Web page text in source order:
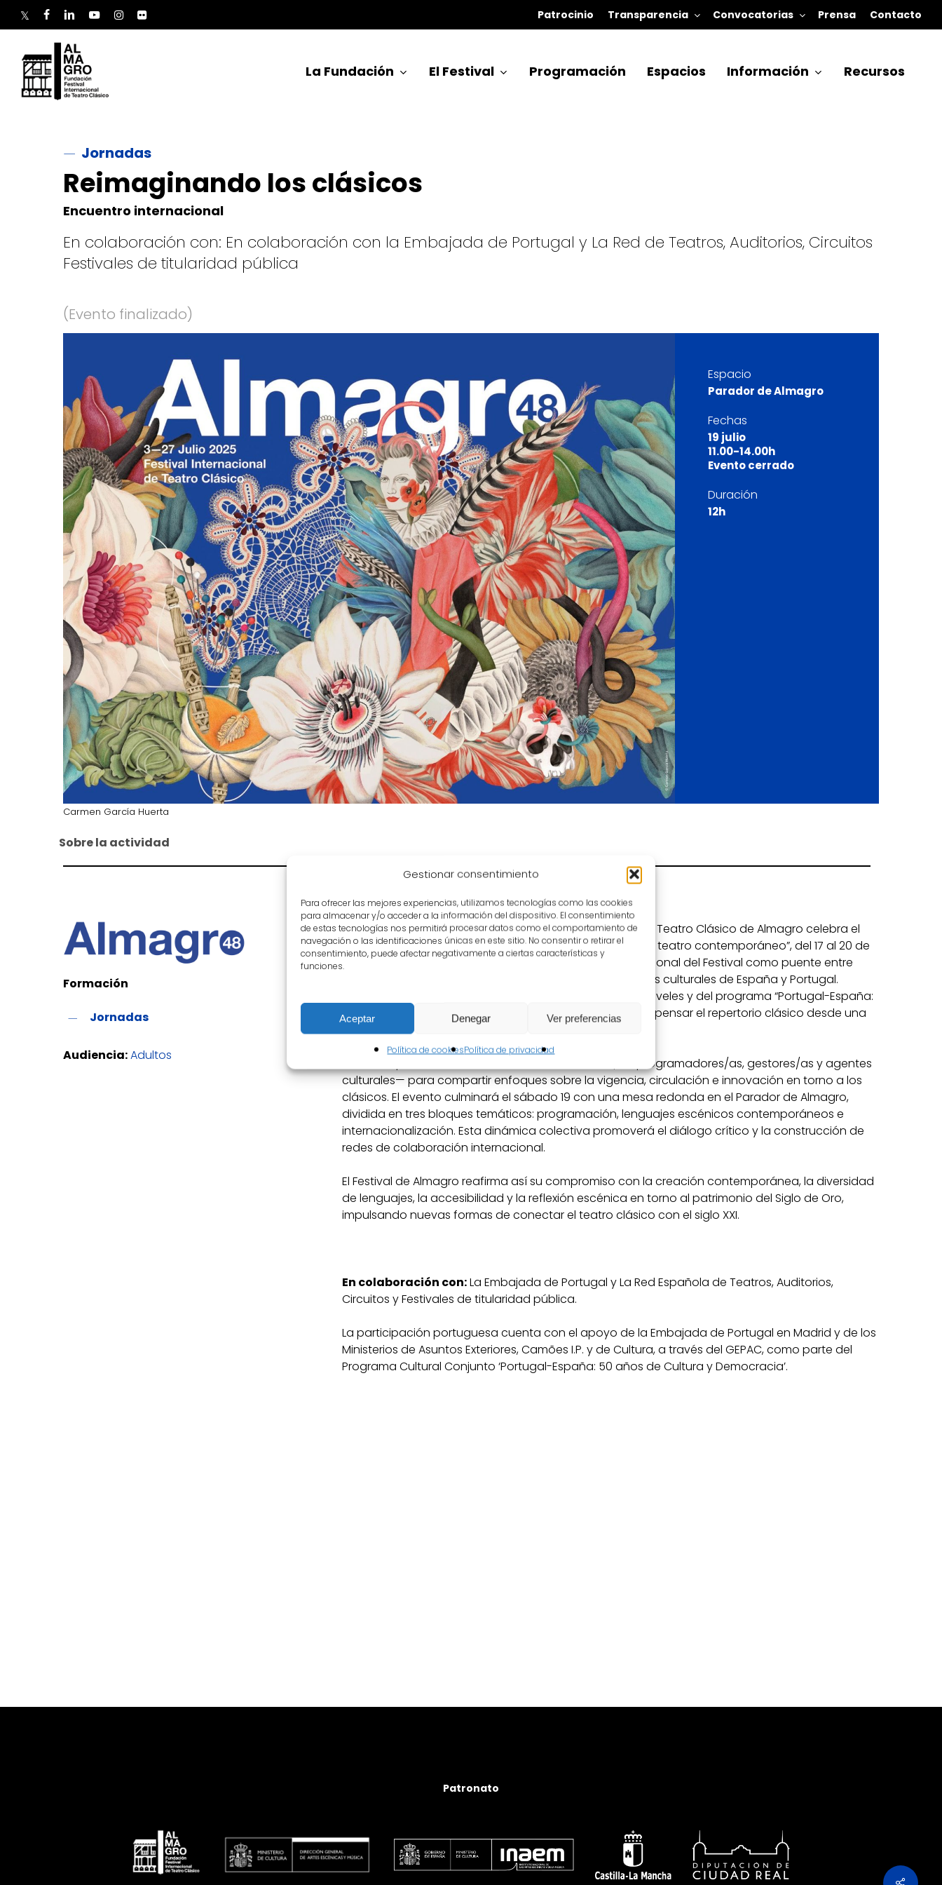
Gestionar consentimiento
Para ofrecer las mejores experiencias, utilizamos tecnologías como las cookies
para almacenar y/o acceder a la información del dispositivo. El consentimiento
de estas tecnologías nos permitirá procesar datos como el comportamiento de
navegación o las identificaciones únicas en este sitio. No consentir o retirar el
consentimiento, puede afectar negativamente a ciertas características y
funciones.
Aceptar Denegar Ver preferencias
Política de cookiesPolítica de privacidad
content
twitterfacebooklinkedinyoutubeinstagram
flickr
Patrocinio Transparencia Convocatorias Prensa Contacto
Hit enter to search or ESC to close
La Fundación El Festival Programación Espacios Información Recursos
Jornadas
Reimaginando los clásicos
Encuentro internacional
En colaboración con: En colaboración con la Embajada de Portugal y La Red de Teatros, Auditorios, Circuitos
Festivales de titularidad pública
Espacio
Parador de Almagro
Fechas
19 julio
11.00-14.00h
Evento cerrado
Duración
12h
Carmen García Huerta
Sobre la actividad
Formación
Jornadas
Audiencia:Adultos
En el marco de su 48ª edición, el Festival Internacional de Teatro Clásico de Almagro celebra el
Encuentro Internacional “Reimaginando los clásicos en el teatro contemporáneo”, del 17 al 20 de
julio de 2025. Esta iniciativa refuerza la vocación internacional del Festival como puente entre
Europa e Iberoamérica, en colaboración con instituciones culturales de España y Portugal.
Coincidiendo con los 50 años de la Revolución de los Claveles y del programa “Portugal-España:
50 años de Cultura y Democracia”, el Encuentro busca repensar el repertorio clásico desde una
mirada contemporánea.
Reunirá a profesionales de la escena —directores/as, programadores/as, gestores/as y agentes
culturales— para compartir enfoques sobre la vigencia, circulación e innovación en torno a los
clásicos. El evento culminará el sábado 19 con una mesa redonda en el Parador de Almagro,
dividida en tres bloques temáticos: programación, lenguajes escénicos contemporáneos e
internacionalización. Esta dinámica colectiva promoverá el diálogo crítico y la construcción de
redes de colaboración internacional.
El Festival de Almagro reafirma así su compromiso con la creación contemporánea, la diversidad
de lenguajes, la accesibilidad y la reflexión escénica en torno al patrimonio del Siglo de Oro,
impulsando nuevas formas de conectar el teatro clásico con el siglo XXI.
En colaboración con:La Embajada de Portugal y La Red Española de Teatros, Auditorios,
Circuitos y Festivales de titularidad pública.
La participación portuguesa cuenta con el apoyo de la Embajada de Portugal en Madrid y de los
Ministerios de Asuntos Exteriores, Camões I.P. y de Cultura, a través del GEPAC, como parte del
Programa Cultural Conjunto ‘Portugal-España: 50 años de Cultura y Democracia’.
Patronato